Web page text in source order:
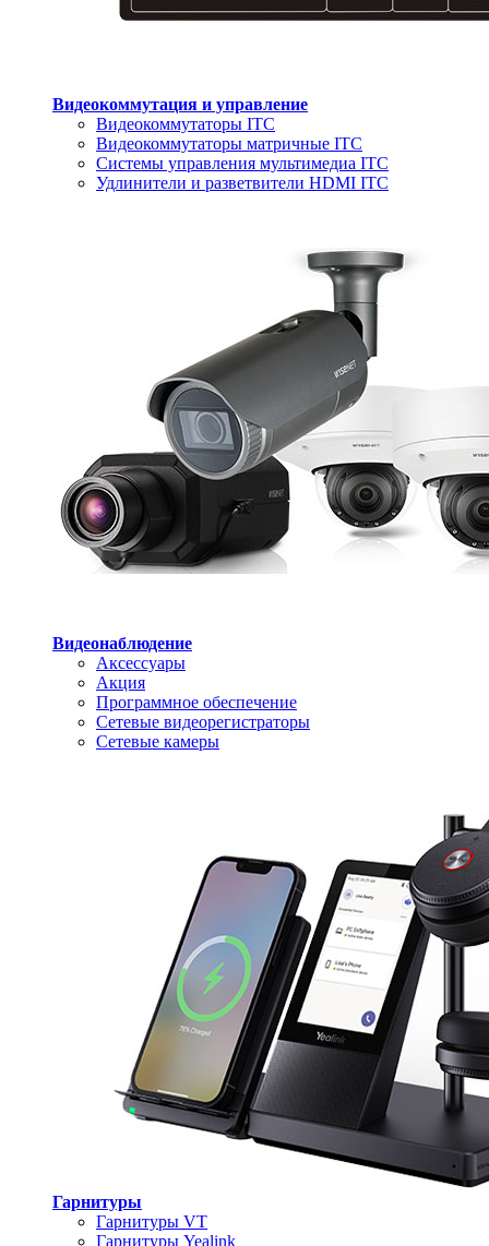
Видеокоммутация и управление
Видеокоммутаторы ITC
Видеокоммутаторы матричные ITC
Системы управления мультимедиа ITC
Удлинители и разветвители HDMI ITC
Видеонаблюдение
Аксессуары
Акция
Программное обеспечение
Сетевые видеорегистраторы
Сетевые камеры
Гарнитуры
Гарнитуры VT
Гарнитуры Yealink